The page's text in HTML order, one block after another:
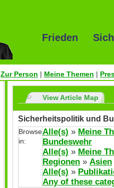
Frieden
Zur Person | Meine Themen |
View Article Map
Sicherheitspolitik und
Browse
in:
Alle(s) » Meine
Bundeswehr
Alle(s) » Meine
Regionen » Asien
Alle(s) »
Any of these